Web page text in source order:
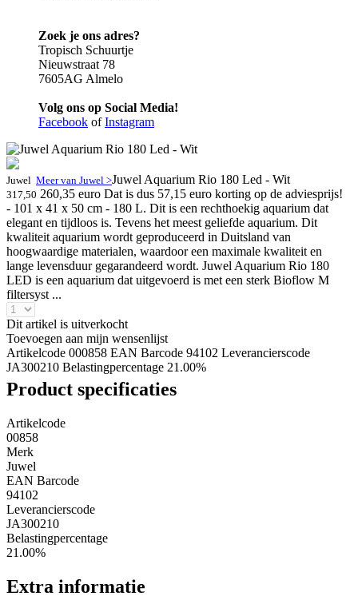
Zoek je ons adres?
Tropisch Schuurtje
Nieuwstraat 78
7605AG Almelo
Volg ons op Social Media!
Facebook ofInstagram
Juwel Meer van Juwel >Juwel Aquarium Rio 180 Led - Wit
317,50 260,35 euro Dat is dus 57,15 euro korting op de adviesprijs!
- 101 x 41 x 50 cm - 180 L. Dit is een rechthoekig aquarium dat
elegant en tijdloos is. Tevens het meest geliefde aquarium. Dit
kwaliteit aquarium wordt geproduceerd in Duitsland van
hoogwaardige materialen, waardoor een maximale kwaliteit en
lange levensduur gegarandeerd wordt. Juwel Aquarium Rio 180
LED is een aquarium dat uitgevoerd is met een sterk Bioflow M
filtersyst ...
Dit artikel is uitverkocht
Toevoegen aan mijn wensenlijst
Artikelcode 000858 EAN Barcode 94102 Leverancierscode
JA300210 Belastingpercentage 21.00%
Product specificaties
Artikelcode
00858
Merk
Juwel
EAN Barcode
94102
Leverancierscode
JA300210
Belastingpercentage
21.00%
Extra informatie